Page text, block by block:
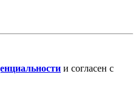
и согласен с